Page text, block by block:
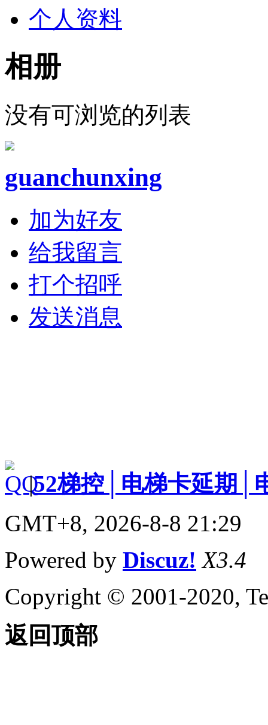
个人资料
相册
没有可浏览的列表
guanchunxing
加为好友
给我留言
打个招呼
发送消息
|52梯控│电梯卡延期│
GMT+8, 2026-8-8 21:29
Powered by Discuz! X3.4
Copyright © 2001-2020,
返回顶部